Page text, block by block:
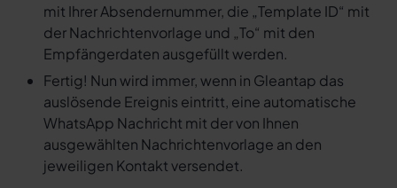
mit Ihrer Absendernummer, die „Template ID“ mit
der Nachrichtenvorlage und „To“ mit den
Empfängerdaten ausgefüllt werden.
Fertig! Nun wird immer, wenn in Gleantap das
auslösende Ereignis eintritt, eine automatische
WhatsApp Nachricht mit der von Ihnen
ausgewählten Nachrichtenvorlage an den
jeweiligen Kontakt versendet.